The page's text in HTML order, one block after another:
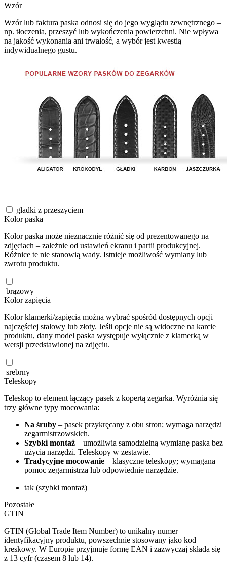
Wzór
Wzór lub faktura paska odnosi się do jego wyglądu zewnętrznego –
np. tłoczenia, przeszyć lub wykończenia powierzchni. Nie wpływa
na jakość wykonania ani trwałość, a wybór jest kwestią
indywidualnego gustu.
gładki z przeszyciem
Kolor paska
Kolor paska może nieznacznie różnić się od prezentowanego na
zdjęciach – zależnie od ustawień ekranu i partii produkcyjnej.
Różnice te nie stanowią wady. Istnieje możliwość wymiany lub
zwrotu produktu.
brązowy
Kolor zapięcia
Kolor klamerki/zapięcia można wybrać spośród dostępnych opcji –
najczęściej stalowy lub złoty. Jeśli opcje nie są widoczne na karcie
produktu, dany model paska występuje wyłącznie z klamerką w
wersji przedstawionej na zdjęciu.
srebrny
Teleskopy
Teleskop to element łączący pasek z kopertą zegarka. Wyróżnia się
trzy główne typy mocowania:
Na śruby – pasek przykręcany z obu stron; wymaga narzędzi
zegarmistrzowskich.
Szybki montaż – umożliwia samodzielną wymianę paska bez
użycia narzędzi. Teleskopy w zestawie.
Tradycyjne mocowanie – klasyczne teleskopy; wymagana
pomoc zegarmistrza lub odpowiednie narzędzie.
tak (szybki montaż)
Pozostałe
GTIN
GTIN (Global Trade Item Number) to unikalny numer
identyfikacyjny produktu, powszechnie stosowany jako kod
kreskowy. W Europie przyjmuje formę EAN i zazwyczaj składa się
z 13 cyfr (czasem 8 lub 14).